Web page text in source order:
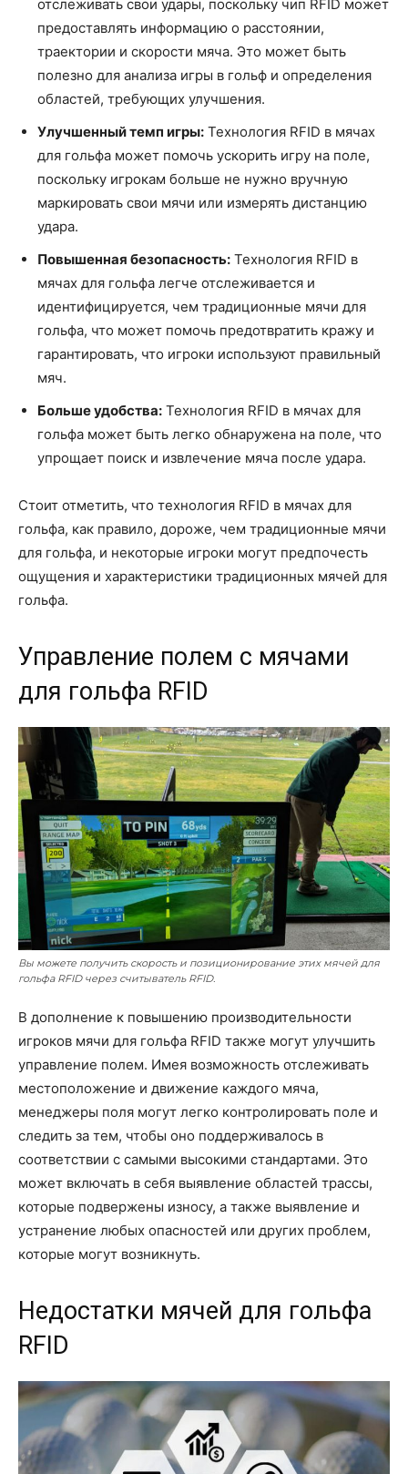
отслеживать свои удары, поскольку чип RFID может
предоставлять информацию о расстоянии,
траектории и скорости мяча. Это может быть
полезно для анализа игры в гольф и определения
областей, требующих улучшения.
Улучшенный темп игры: Технология RFID в мячах
для гольфа может помочь ускорить игру на поле,
поскольку игрокам больше не нужно вручную
маркировать свои мячи или измерять дистанцию
удара.
Повышенная безопасность: Технология RFID в
мячах для гольфа легче отслеживается и
идентифицируется, чем традиционные мячи для
гольфа, что может помочь предотвратить кражу и
гарантировать, что игроки используют правильный
мяч.
Больше удобства: Технология RFID в мячах для
гольфа может быть легко обнаружена на поле, что
упрощает поиск и извлечение мяча после удара.
Стоит отметить, что технология RFID в мячах для
гольфа, как правило, дороже, чем традиционные мячи
для гольфа, и некоторые игроки могут предпочесть
ощущения и характеристики традиционных мячей для
гольфа.
Управление полем с мячами
для гольфа RFID
Вы можете получить скорость и позиционирование этих мячей для
гольфа RFID через считыватель RFID.
В дополнение к повышению производительности
игроков мячи для гольфа RFID также могут улучшить
управление полем. Имея возможность отслеживать
местоположение и движение каждого мяча,
менеджеры поля могут легко контролировать поле и
следить за тем, чтобы оно поддерживалось в
соответствии с самыми высокими стандартами. Это
может включать в себя выявление областей трассы,
которые подвержены износу, а также выявление и
устранение любых опасностей или других проблем,
которые могут возникнуть.
Недостатки мячей для гольфа
RFID